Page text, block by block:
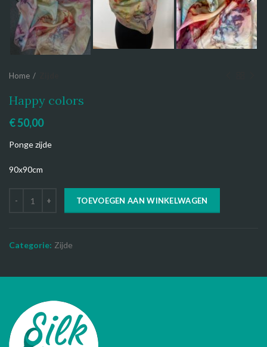
Home
Happy colors
€50,00
Ponge zijde
90x90cm
TOEVOEGEN AAN WINKELWAGEN
Categorie: Zijde